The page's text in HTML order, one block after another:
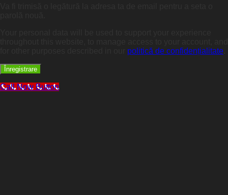
politică de confidențialitate
Înregistrare
Call Now Button